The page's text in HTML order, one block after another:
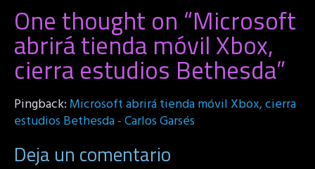
One thought on “Microsoft
abrirá tienda móvil Xbox,
cierra estudios Bethesda”
Pingback:Microsoft abrirá tienda móvil Xbox, cierra
estudios Bethesda - Carlos Garsés
Deja un comentario